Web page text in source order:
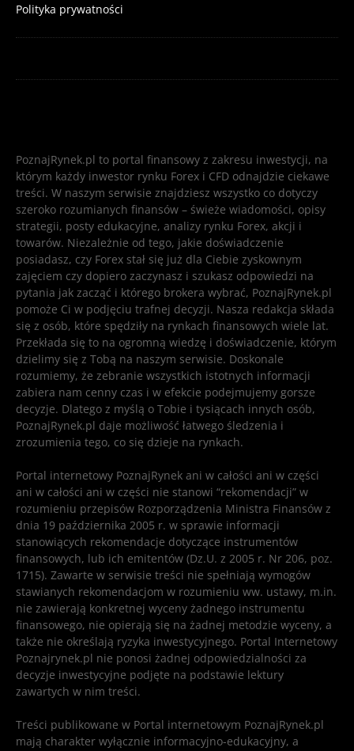
Polityka prywatności
PoznajRynek.pl to portal finansowy z zakresu inwestycji, na
którym każdy inwestor rynku Forex i CFD odnajdzie ciekawe
treści. W naszym serwisie znajdziesz wszystko co dotyczy
szeroko rozumianych finansów – świeże wiadomości, opisy
strategii, posty edukacyjne, analizy rynku Forex, akcji i
towarów. Niezależnie od tego, jakie doświadczenie
posiadasz, czy Forex stał się już dla Ciebie zyskownym
zajęciem czy dopiero zaczynasz i szukasz odpowiedzi na
pytania jak zacząć i którego brokera wybrać, PoznajRynek.pl
pomoże Ci w podjęciu trafnej decyzji. Nasza redakcja składa
się z osób, które spędziły na rynkach finansowych wiele lat.
Przekłada się to na ogromną wiedzę i doświadczenie, którym
dzielimy się z Tobą na naszym serwisie. Doskonale
rozumiemy, że zebranie wszystkich istotnych informacji
zabiera nam cenny czas i w efekcie podejmujemy gorsze
decyzje. Dlatego z myślą o Tobie i tysiącach innych osób,
PoznajRynek.pl daje możliwość łatwego śledzenia i
zrozumienia tego, co się dzieje na rynkach.
Portal internetowy PoznajRynek ani w całości ani w części
ani w całości ani w części nie stanowi “rekomendacji” w
rozumieniu przepisów Rozporządzenia Ministra Finansów z
dnia 19 października 2005 r. w sprawie informacji
stanowiących rekomendacje dotyczące instrumentów
finansowych, lub ich emitentów (Dz.U. z 2005 r. Nr 206, poz.
1715). Zawarte w serwisie treści nie spełniają wymogów
stawianych rekomendacjom w rozumieniu ww. ustawy, m.in.
nie zawierają konkretnej wyceny żadnego instrumentu
finansowego, nie opierają się na żadnej metodzie wyceny, a
także nie określają ryzyka inwestycyjnego. Portal Internetowy
Poznajrynek.pl nie ponosi żadnej odpowiedzialności za
decyzje inwestycyjne podjęte na podstawie lektury
zawartych w nim treści.
Treści publikowane w Portal internetowym PoznajRynek.pl
mają charakter wyłącznie informacyjno-edukacyjny, a